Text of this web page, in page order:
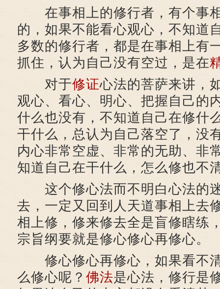
在事相上的修行者，有个事
的，如果不能看心观心，不知道
多数的修行者，都是在事相上有
抓住，认为自己没有空过，是在
对于修证心法的菩萨来讲，
观心、看心、明心、把握自己的
什么也没有，不知道自己在修什
干什么，总认为自己落空了，没
内心非常空虚、非常的无助、非
知道自己在干什么，怎么修也不
这个修心法而不明白心法的
去，一定又回到人天道事相上去
相上修，修来修去全是盲修瞎练
宗旨纲要就是修心修心再修心。
修心修心再修心，如果看不
么修心呢？ 佛法是心法，修行是